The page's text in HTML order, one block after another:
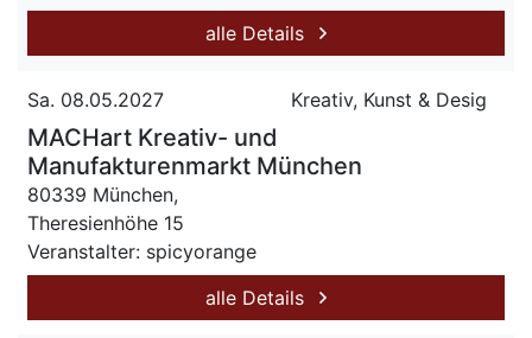
alle Details
Sa. 08.05.2027 Kreativ, Kunst & Desig
MACHart Kreativ- und
Manufakturenmarkt München
80339 München,
Theresienhöhe 15
Veranstalter: spicyorange
alle Details